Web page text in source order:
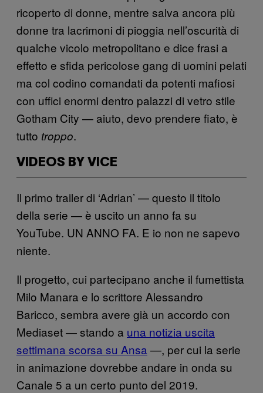
ricoperto di donne, mentre salva ancora più
donne tra lacrimoni di pioggia nell’oscurità di
qualche vicolo metropolitano e dice frasi a
effetto e sfida pericolose gang di uomini pelati
ma col codino comandati da potenti mafiosi
con uffici enormi dentro palazzi di vetro stile
Gotham City — aiuto, devo prendere fiato, è
tutto troppo.
VIDEOS BY VICE
Il primo trailer di ‘Adrian’ — questo il titolo
della serie — è uscito un anno fa su
YouTube. UN ANNO FA. E io non ne sapevo
niente.
Il progetto, cui partecipano anche il fumettista
Milo Manara e lo scrittore Alessandro
Baricco, sembra avere già un accordo con
Mediaset — stando a una notizia uscita
settimana scorsa su Ansa —, per cui la serie
in animazione dovrebbe andare in onda su
Canale 5 a un certo punto del 2019.